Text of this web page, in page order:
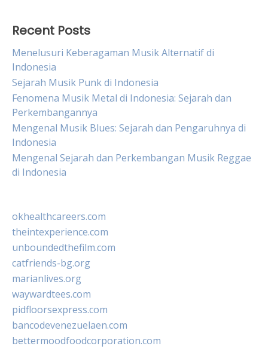
Recent Posts
Menelusuri Keberagaman Musik Alternatif di
Indonesia
Sejarah Musik Punk di Indonesia
Fenomena Musik Metal di Indonesia: Sejarah dan
Perkembangannya
Mengenal Musik Blues: Sejarah dan Pengaruhnya di
Indonesia
Mengenal Sejarah dan Perkembangan Musik Reggae
di Indonesia
okhealthcareers.com
theintexperience.com
unboundedthefilm.com
catfriends-bg.org
marianlives.org
waywardtees.com
pidfloorsexpress.com
bancodevenezuelaen.com
bettermoodfoodcorporation.com